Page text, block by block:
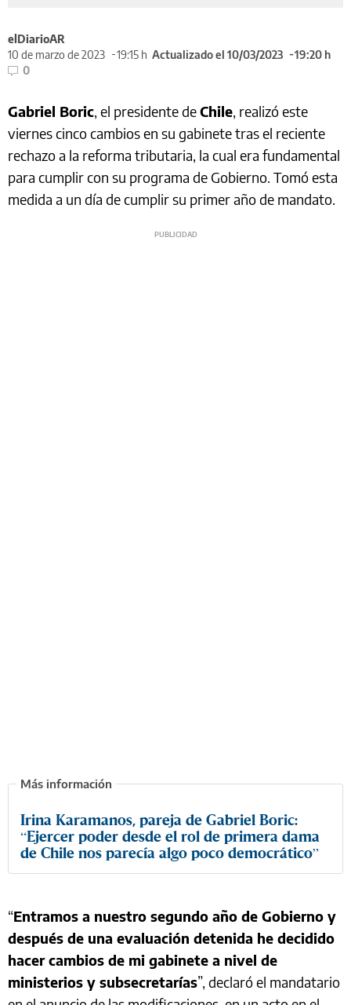
elDiarioAR
10 de marzo de 2023
19:15 h Actualizado el 10/03/2023
19:20 h
0
Gabriel Boric, el presidente deChile, realizó este
viernes cinco cambios en su gabinete tras el reciente
rechazo a la reforma tributaria, la cual era fundamental
para cumplir con su programa de Gobierno. Tomó esta
medida a un día de cumplir su primer año de mandato.
Irina Karamanos, pareja de Gabriel Boric:
“Ejercer poder desde el rol de primera dama
de Chile nos parecía algo poco democrático”
“Entramos a nuestro segundo año de Gobierno y
después de una evaluación detenida he decidido
hacer cambios de mi gabinete a nivel de
ministerios y subsecretarías”, declaró el mandatario